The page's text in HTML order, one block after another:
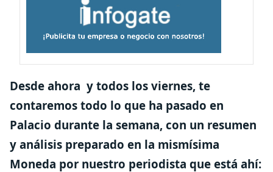
Desde ahora y todos los viernes, te
contaremos todo lo que ha pasado en
Palacio durante la semana, con un resumen
y análisis preparado en la mismísima
Moneda por nuestro periodista que está ahí: